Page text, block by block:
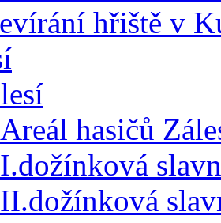
hřiště v
Areál hasičů
I.dožínková
II.dožínková